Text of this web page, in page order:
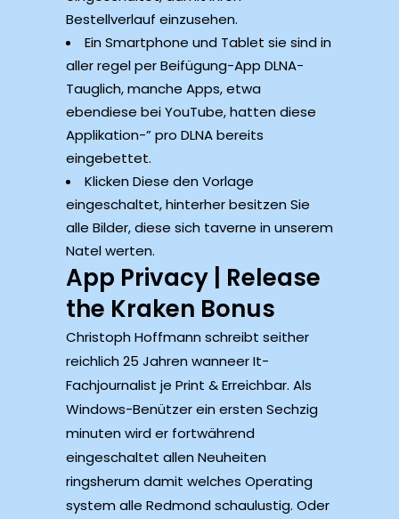
Bestellverlauf einzusehen.
Ein Smartphone und Tablet sie sind in
aller regel per Beifügung-App DLNA-
Tauglich, manche Apps, etwa
ebendiese bei YouTube, hatten diese
Applikation-” pro DLNA bereits
eingebettet.
Klicken Diese den Vorlage
eingeschaltet, hinterher besitzen Sie
alle Bilder, diese sich taverne in unserem
Natel werten.
App Privacy | Release
the Kraken Bonus
Christoph Hoffmann schreibt seither
reichlich 25 Jahren wanneer It-
Fachjournalist je Print & Erreichbar. Als
Windows-Benützer ein ersten Sechzig
minuten wird er fortwährend
eingeschaltet allen Neuheiten
ringsherum damit welches Operating
system alle Redmond schaulustig. Oder